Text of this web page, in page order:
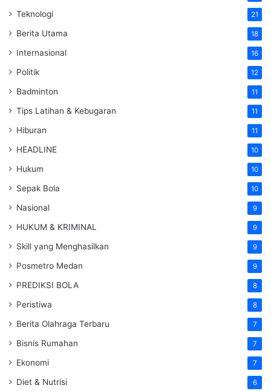
Teknologi 21
Berita Utama 18
Internasional 16
Politik 12
Badminton 11
Tips Latihan & Kebugaran 11
Hiburan 11
HEADLINE 10
Hukum 10
Sepak Bola 10
Nasional 9
HUKUM & KRIMINAL 9
Skill yang Menghasilkan 9
Posmetro Medan 9
PREDIKSI BOLA 8
Peristiwa 8
Berita Olahraga Terbaru 7
Bisnis Rumahan 7
Ekonomi 7
Diet & Nutrisi 6